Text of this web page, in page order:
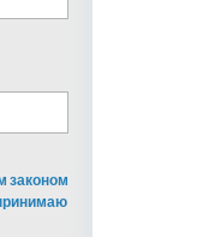
законом